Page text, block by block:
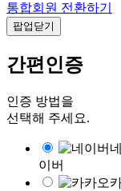
통합회원 전환하기
팝업닫기
간편인증
인증 방법을
선택해 주세요.
네
이버